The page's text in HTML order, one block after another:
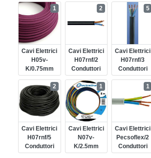
Cavi Elettrici
H05v-
K/0.75mm
1
Cavi Elettrici
H07rnf/2
Conduttori
2
Cavi Elettrici
H07rnf/3
Conduttori
5
Cavi Elettrici
H07rnf/5
Conduttori
2
Cavi Elettrici
N07v-
K/2.5mm
1
Cavi Elettrici
Pecsoflex/2
Conduttori
1